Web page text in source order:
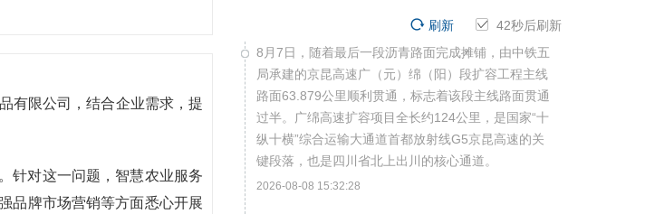
有限公司，结合企业需求，提
针对这一问题，智慧农业服务
品牌市场营销等方面悉心开展
41秒后刷新
刷新
8月7日，随着最后一段沥青路面完成摊铺，由中铁五
局承建的京昆高速广（元）绵（阳）段扩容工程主线
路面63.879公里顺利贯通，标志着该段主线路面贯通
过半。广绵高速扩容项目全长约124公里，是国家“十
纵十横”综合运输大通道首都放射线G5京昆高速的关
键段落，也是四川省北上出川的核心通道。
2026-08-08 15:32:28